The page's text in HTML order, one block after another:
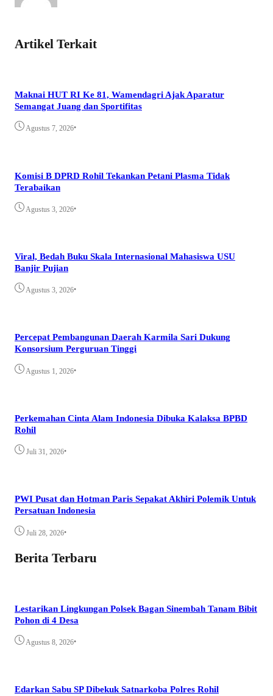
Artikel Terkait
Maknai HUT RI Ke 81, Wamendagri Ajak Aparatur
Semangat Juang dan Sportifitas
Agustus 7, 2026•
Komisi B DPRD Rohil Tekankan Petani Plasma Tidak
Terabaikan
Agustus 3, 2026•
Viral, Bedah Buku Skala Internasional Mahasiswa USU
Banjir Pujian
Agustus 3, 2026•
Percepat Pembangunan Daerah Karmila Sari Dukung
Konsorsium Perguruan Tinggi
Agustus 1, 2026•
Perkemahan Cinta Alam Indonesia Dibuka Kalaksa BPBD
Rohil
Juli 31, 2026•
PWI Pusat dan Hotman Paris Sepakat Akhiri Polemik Untuk
Persatuan Indonesia
Juli 28, 2026•
Berita Terbaru
Lestarikan Lingkungan Polsek Bagan Sinembah Tanam Bibit
Pohon di 4 Desa
Agustus 8, 2026•
Edarkan Sabu SP Dibekuk Satnarkoba Polres Rohil